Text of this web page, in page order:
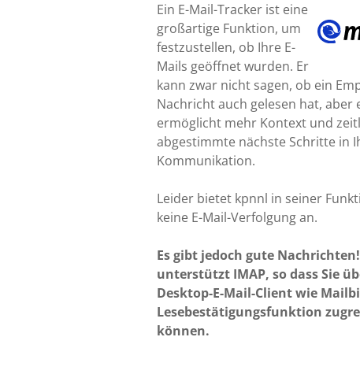
Ein E-Mail-Tracker ist eine
großartige Funktion, um
festzustellen, ob Ihre E-
Mails geöffnet wurden. Er
kann zwar nicht sagen, ob ein
Nachricht auch gelesen hat, aber
ermöglicht mehr Kontext und
abgestimmte nächste Schritte in
Kommunikation.
Leider bietet kpnnl in seiner
keine E-Mail-Verfolgung an.
Es gibt jedoch gute
unterstützt IMAP, so dass Sie
Desktop-E-Mail-Client wie
Lesebestätigungsfunktion
können.